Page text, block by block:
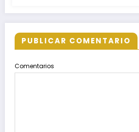
PUBLICAR COMENTARIO
Comentarios